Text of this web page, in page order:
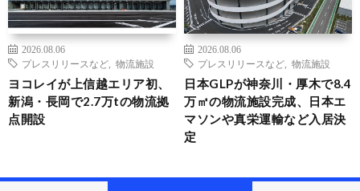
2026.08.06
プレスリリースなど
物流施設
ヨコレイが上信越エリア初、
新潟・長岡で2.7万tの物流拠
点開設
2026.08.06
プレスリリースなど
物流施設
日本GLPが神奈川・厚木で8.4
万㎡の物流施設完成、日本エ
マソンや真栄運輸など入居決
定